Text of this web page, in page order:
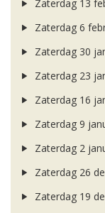
Zaterdag 13
Zaterdag 6
Zaterdag 30
Zaterdag 23
Zaterdag 16
Zaterdag 9
Zaterdag 2
Zaterdag 26
Zaterdag 19